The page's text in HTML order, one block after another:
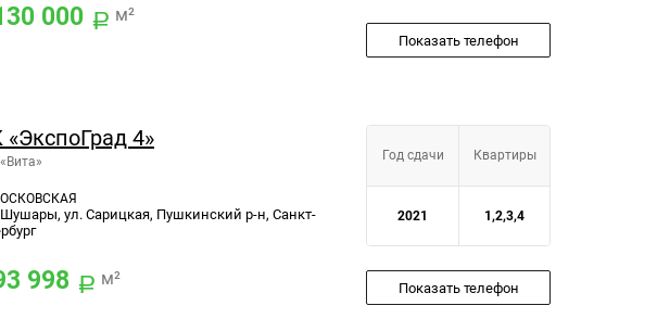
000 м²
Показать телефон
4»
Шушары, ул. Сарицкая, Пушкинский р-н, Санкт-
998 м²
Год сдачи Квартиры
2021 1,2,3,4
Показать телефон